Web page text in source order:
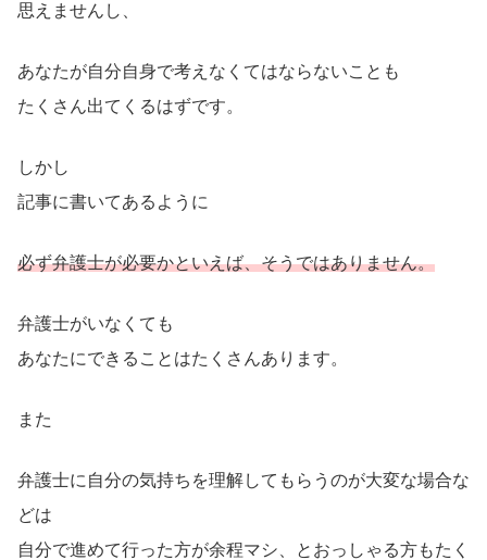
思えませんし、
あなたが自分自身で考えなくてはならないことも
たくさん出てくるはずです。
しかし
記事に書いてあるように
必ず弁護士が必要かといえば、そうではありません。
弁護士がいなくても
あなたにできることはたくさんあります。
また
弁護士に自分の気持ちを理解してもらうのが大変な場合な
どは
自分で進めて行った方が余程マシ、とおっしゃる方もたく